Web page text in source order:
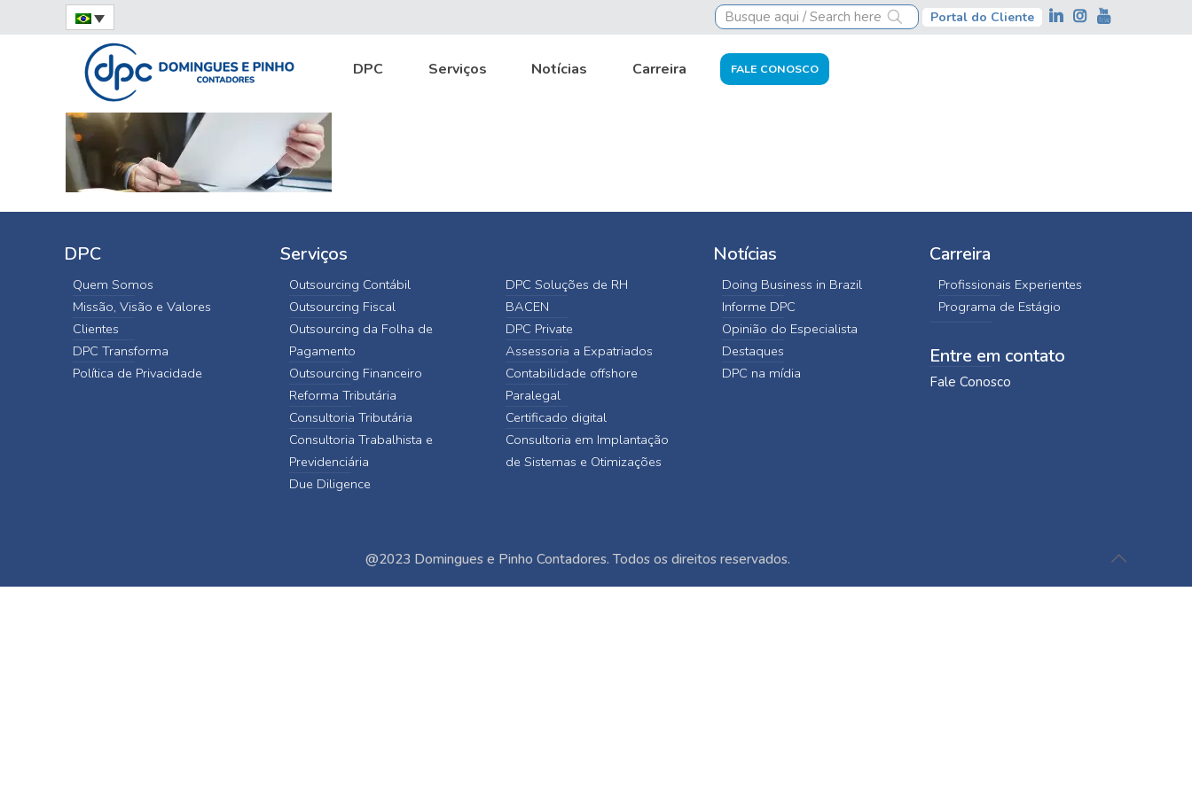
Portal do Cliente
DPC Serviços Notícias Carreira FALE CONOSCO
Home Doing Business in Brazil
DPC
Quem Somos
Missão, Visão e Valores
Clientes
DPC Transforma
Política de Privacidade
Serviços
Outsourcing Contábil
Outsourcing Fiscal
Outsourcing da Folha de
Pagamento
Outsourcing Financeiro
Reforma Tributária
Consultoria Tributária
Consultoria Trabalhista e
Previdenciária
Due Diligence
DPC Soluções de RH
BACEN
DPC Private
Assessoria a Expatriados
Contabilidade offshore
Paralegal
Certificado digital
Consultoria em Implantação
de Sistemas e Otimizações
Notícias
Doing Business in Brazil
Informe DPC
Opinião do Especialista
Destaques
DPC na mídia
Carreira
Profissionais Experientes
Programa de Estágio
Entre em contato
Fale Conosco
@2023 Domingues e Pinho Contadores. Todos os direitos reservados.